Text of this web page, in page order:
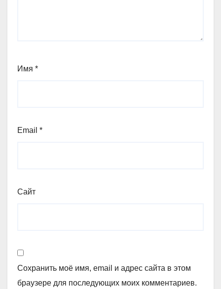
Имя *
Email *
Сайт
Сохранить моё имя, email и адрес сайта в этом
браузере для последующих моих комментариев.